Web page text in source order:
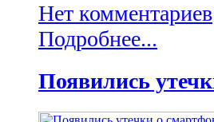
Нет комментариев
Подробнее...
Появились